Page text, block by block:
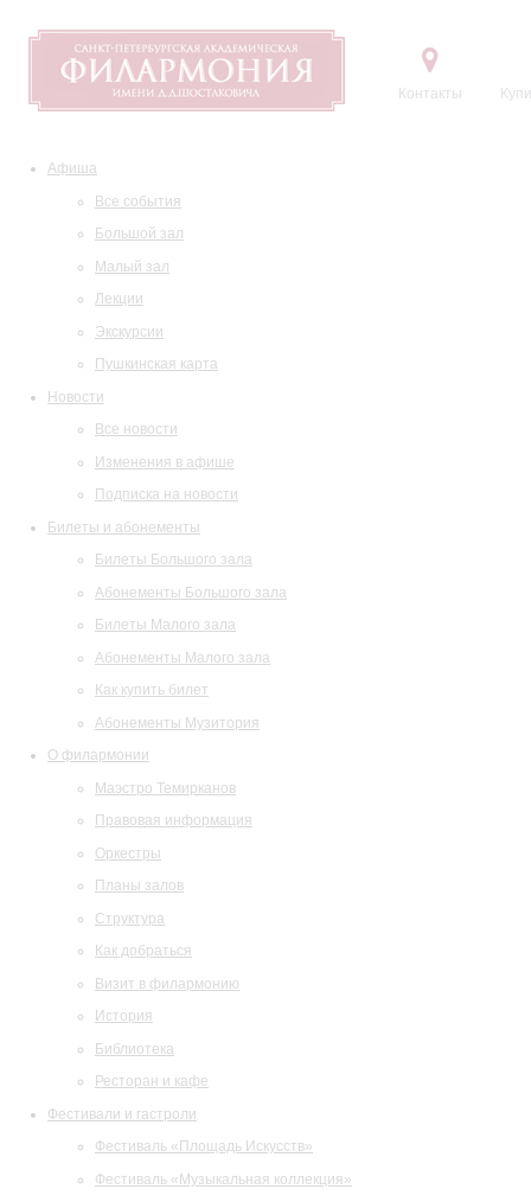
Контакты
Афиша
Все события
Большой зал
Малый зал
Лекции
Экскурсии
Пушкинская карта
Новости
Все новости
Изменения в афише
Подписка на новости
Билеты и абонементы
Билеты Большого зала
Абонементы Большого зала
Билеты Малого зала
Абонементы Малого зала
Как купить билет
Абонементы Музитория
О филармонии
Маэстро Темирканов
Правовая информация
Оркестры
Планы залов
Структура
Как добраться
Визит в филармонию
История
Библиотека
Ресторан и кафе
Фестивали и гастроли
Фестиваль «Площадь Искусств»
Фестиваль «Музыкальная коллекция»